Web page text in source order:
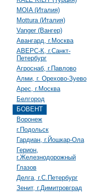
MOIA (Италия)
Mottura (Италия)
Vanger (Вангер)
Авангард, г.Москва
АВЕРС-К, г.Санкт-
Петербург
Агроснаб, г.Павлово
Алми, г. Орехово-Зуево
Арес, г.Москва
Белгород
БОВЕНТ
Воронеж
г.Подольск
Гардиан, г.Йошкар-Ола
Герион,
г.Железнодорожный
Глазов
Делга, г.С.Петербург
Зенит, г.Димитровград